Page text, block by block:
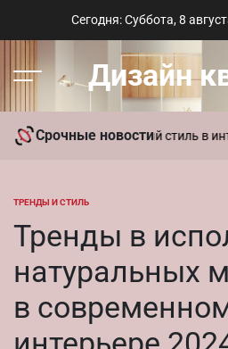
Сегодня: Суббота, 8
Меню Дизайн
Срочные новости
домеСовременный стиль в
ОПУБЛИКОВАНО
ТРЕНДЫ И СТИЛЬ
Тренды в
натуральных
в